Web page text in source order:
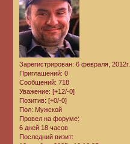
Зарегистрирован: 6 февраля, 2012г.
Приглашений: 0
Сообщений: 718
Уважение: [+12/-0]
Позитив: [+0/-0]
Пол: Мужской
Провел на форуме:
6 дней 18 часов
Последний визит: